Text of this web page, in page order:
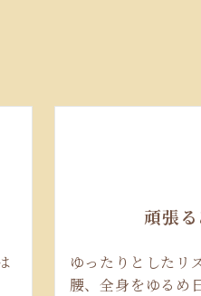
頑張
ゆったりとしたリ
腰、全身をゆるめ